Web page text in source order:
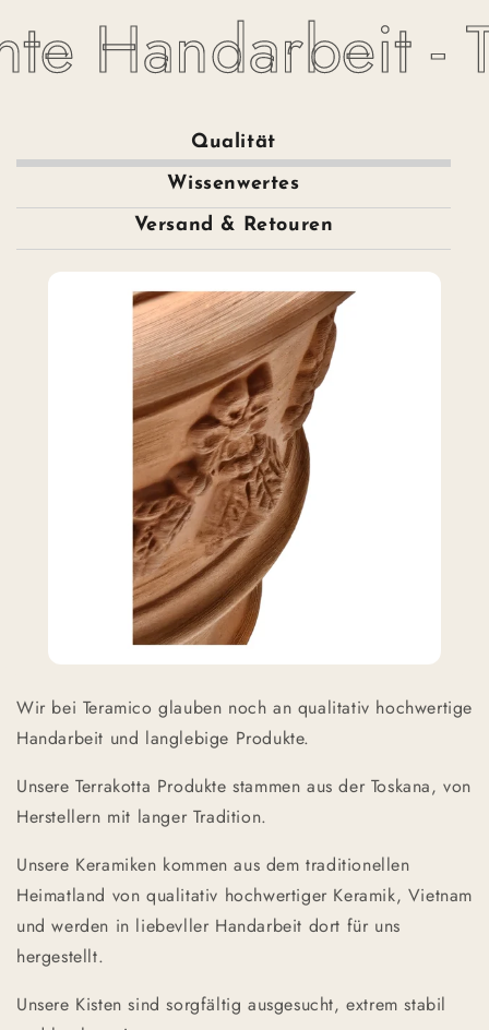
Handarbeit -
Qualität
Wissenwertes
Versand & Retouren
Wir bei Teramico glauben noch an qualitativ hochwertige
Handarbeit und langlebige Produkte.
Unsere Terrakotta Produkte stammen aus der Toskana, von
Herstellern mit langer Tradition.
Unsere Keramiken kommen aus dem traditionellen
Heimatland von qualitativ hochwertiger Keramik, Vietnam
und werden in liebevller Handarbeit dort für uns
hergestellt.
Unsere Kisten sind sorgfältig ausgesucht, extrem stabil